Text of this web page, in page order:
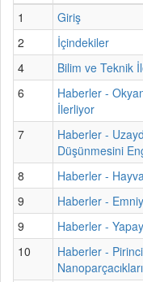
1
Giriş
2
İçindekiler
4
Bilim ve Teknik
6
Haberler -
İlerliyor
7
Haberler -
Düşünmesini
8
Haberler -
9
Haberler -
9
Haberler -
10
Haberler -
Nanoparçacıkları